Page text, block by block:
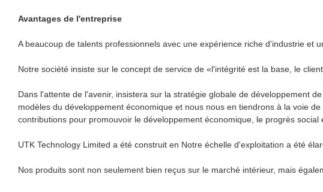
Avantages de l'entreprise
A beaucoup de talents professionnels avec une expérience riche d'industrie et
Notre société insiste sur le concept de service de «l'intégrité est la base, le
Dans l'attente de l'avenir, insistera sur la stratégie globale de développement
modèles du développement économique et nous nous en tiendrons à la voie
contributions pour promouvoir le développement économique, le progrès social
UTK Technology Limited a été construit en Notre échelle d'exploitation a été
Nos produits sont non seulement bien reçus sur le marché intérieur, mais